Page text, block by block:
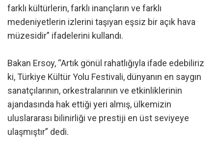
farklı kültürlerin, farklı inançların ve farklı
medeniyetlerin izlerini taşıyan eşsiz bir açık hava
müzesidir” ifadelerini kullandı.
Bakan Ersoy, “Artık gönül rahatlığıyla ifade edebiliriz
ki, Türkiye Kültür Yolu Festivali, dünyanın en saygın
sanatçılarının, orkestralarının ve etkinliklerinin
ajandasında hak ettiği yeri almış, ülkemizin
uluslararası bilinirliği ve prestiji en üst seviyeye
ulaşmıştır” dedi.